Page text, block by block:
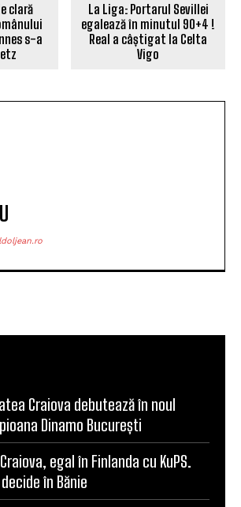
clară
s-a
La Liga: Portarul Sevillei
egalează în minutul 90+4 !
Real a câștigat la Celta
Vigo
Craiova debutează în noul
Dinamo București
egal în Finlanda cu KuPS.
în Bănie